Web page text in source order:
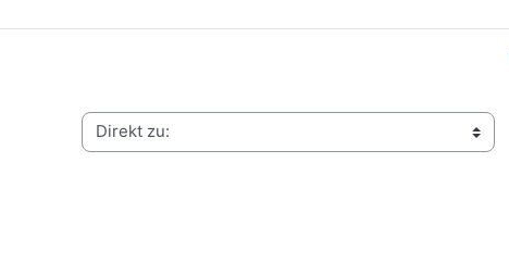
Direkt zu: